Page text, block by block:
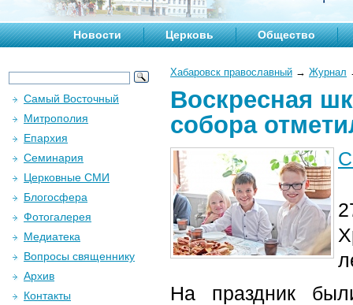
Новости Церковь Общество
Хабаровск православный → Журнал
Воскресная
собора
На праздник
Самый Восточный
Митрополия
Епархия
Семинария
Церковные СМИ
Блогосфера
Фотогалерея
Медиатека
Вопросы священнику
Архив
Контакты